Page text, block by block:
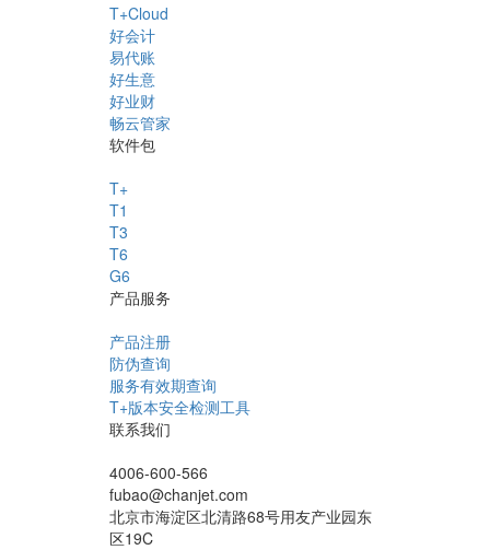
T+Cloud
好会计
易代账
好生意
好业财
畅云管家
软件包
T+
T1
T3
T6
G6
产品服务
产品注册
防伪查询
服务有效期查询
T+版本安全检测工具
联系我们
4006-600-566
fubao@chanjet.com
北京市海淀区北清路68号用友产业园东
区19C